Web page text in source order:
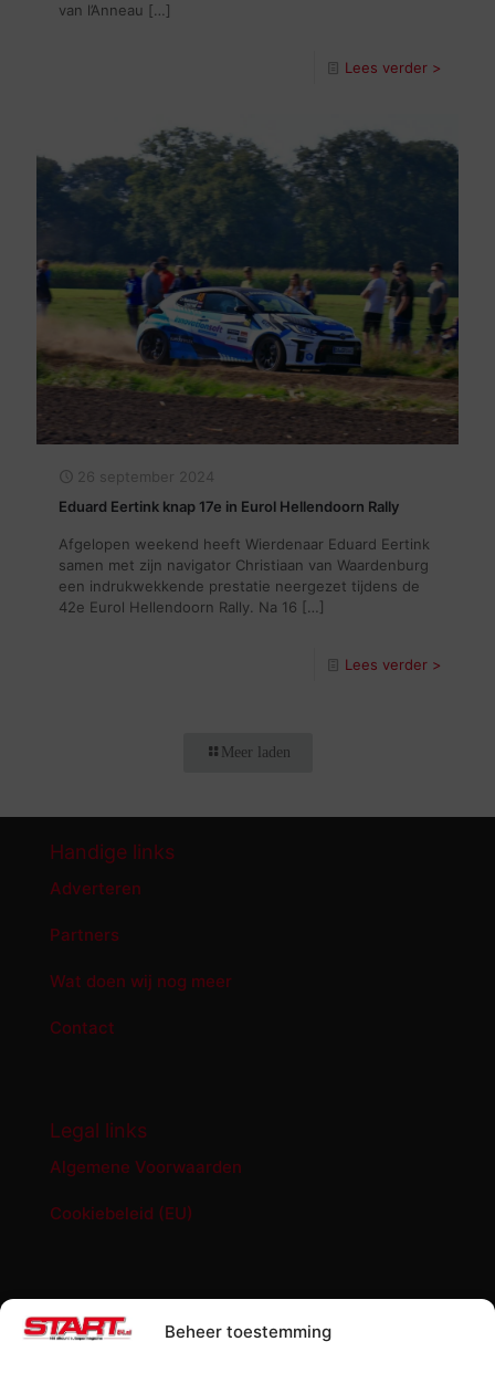
Beheer toestemming
van l’Anneau […]
Lees verder >
26 september 2024
Eduard Eertink knap 17e in Eurol Hellendoorn Rally
Afgelopen weekend heeft Wierdenaar Eduard Eertink
samen met zijn navigator Christiaan van Waardenburg
een indrukwekkende prestatie neergezet tijdens de
42e Eurol Hellendoorn Rally. Na 16 […]
Lees verder >
Meer laden
Handige links
Adverteren
Partners
Wat doen wij nog meer
Contact
Legal links
Algemene Voorwaarden
Cookiebeleid (EU)
START '84 shop